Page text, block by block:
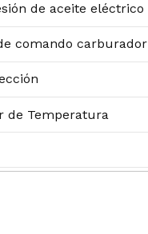
de aceite eléctrico
comando carburador
de Temperatura